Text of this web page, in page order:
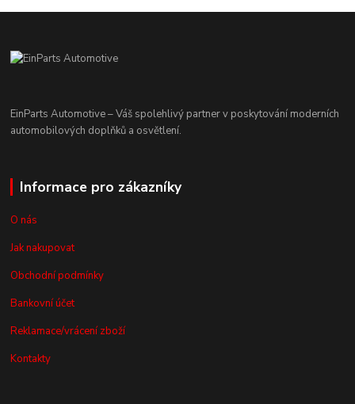
EinParts Automotive – Váš spolehlivý partner v poskytování moderních
automobilových doplňků a osvětlení.
Informace pro zákazníky
O nás
Jak nakupovat
Obchodní podmínky
Bankovní účet
Reklamace/vrácení zboží
Kontakty